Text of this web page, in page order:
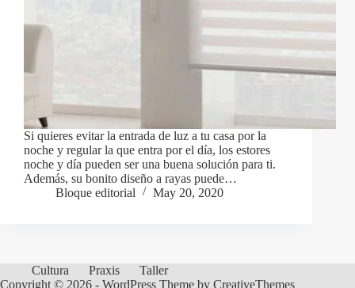
Si quieres evitar la entrada de luz a tu casa por la
noche y regular la que entra por el día, los estores
noche y día pueden ser una buena solución para ti.
Además, su bonito diseño a rayas puede…
Bloque editorial
May 20, 2020
Cultura Praxis
Taller
Copyright © 2026 - WordPress Theme by CreativeThemes